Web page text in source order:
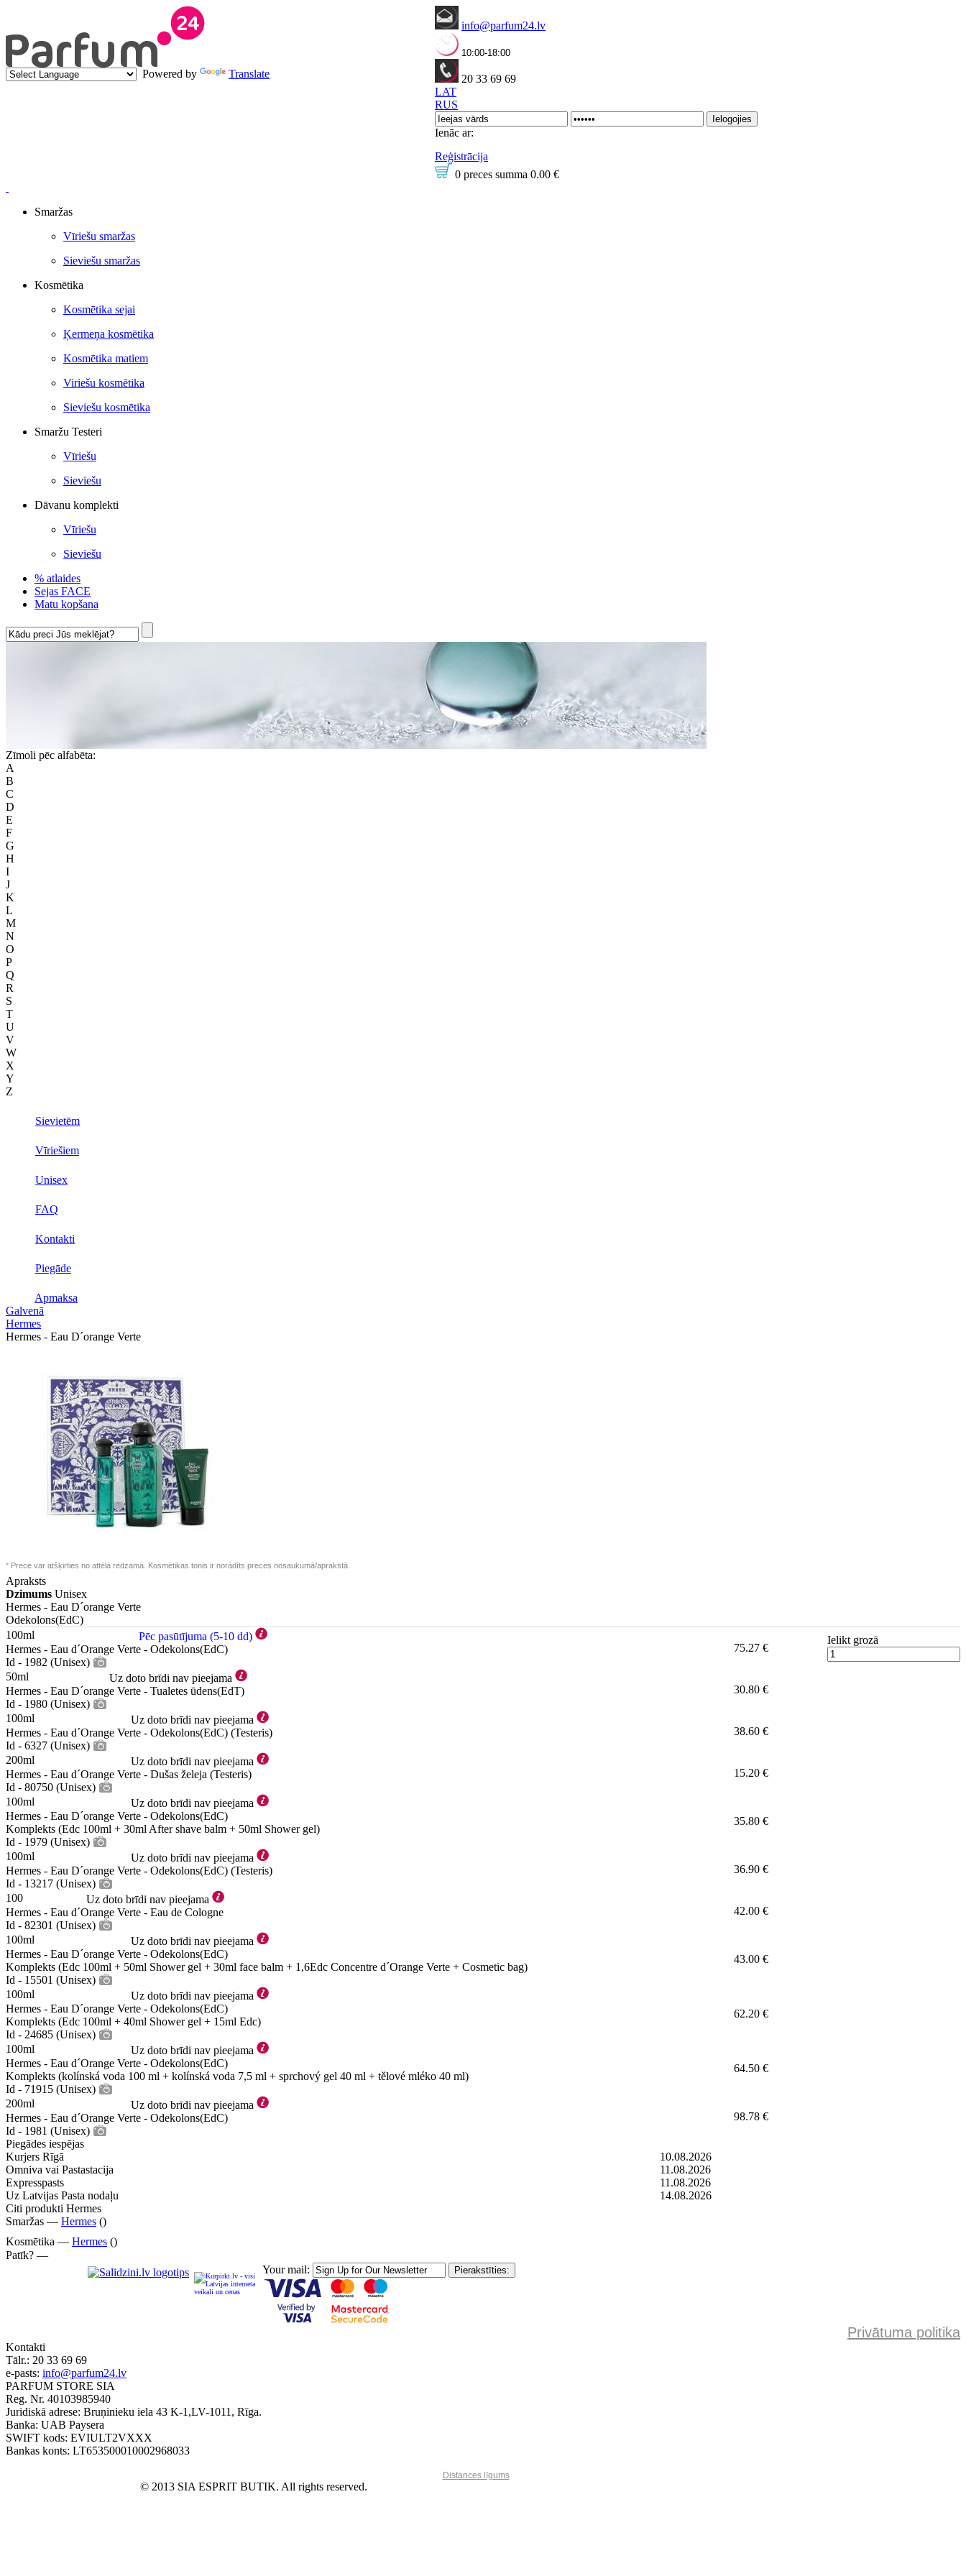
Powered by Translate
info@parfum24.lv
10:00-18:00
20 33 69 69
LAT
RUS
Ienāc ar:
Reģistrācija
0 preces summa 0.00 €
Smaržas
Vīriešu smaržas
Sieviešu smaržas
Kosmētika
Kosmētika sejai
Ķermeņa kosmētika
Kosmētika matiem
Viriešu kosmētika
Sieviešu kosmētika
Smaržu Testeri
Vīriešu
Sieviešu
Dāvanu komplekti
Vīriešu
Sieviešu
% atlaides
Sejas FACE
Matu kopšana
Zīmoli pēc alfabēta:
A
B
C
D
E
F
G
H
I
J
K
L
M
N
O
P
Q
R
S
T
U
V
W
X
Y
Z
Sievietēm
Vīriešiem
Unisex
FAQ
Kontakti
Piegāde
Apmaksa
Galvenā
Hermes
Hermes - Eau D´orange Verte
* Prece var atšķirties no attēlā redzamā. Kosmētikas tonis ir norādīts preces nosaukumā/aprakstā.
Apraksts
Dzimums Unisex
Hermes - Eau D´orange Verte
Odekolons(EdC)
100ml
Pēc pasūtījuma (5-10 dd)
Hermes - Eau d´Orange Verte - Odekolons(EdC)
Id - 1982 (Unisex)
75.27 €
Ielikt grozā
50ml
Uz doto brīdi nav pieejama
Hermes - Eau D´orange Verte - Tualetes ūdens(EdT)
Id - 1980 (Unisex)
30.80 €
100ml
Uz doto brīdi nav pieejama
Hermes - Eau d´Orange Verte - Odekolons(EdC) (Testeris)
Id - 6327 (Unisex)
38.60 €
200ml
Uz doto brīdi nav pieejama
Hermes - Eau d´Orange Verte - Dušas želeja (Testeris)
Id - 80750 (Unisex)
15.20 €
100ml
Uz doto brīdi nav pieejama
Hermes - Eau D´orange Verte - Odekolons(EdC)
Komplekts (Edc 100ml + 30ml After shave balm + 50ml Shower gel)
Id - 1979 (Unisex)
35.80 €
100ml
Uz doto brīdi nav pieejama
Hermes - Eau D´orange Verte - Odekolons(EdC) (Testeris)
Id - 13217 (Unisex)
36.90 €
100
Uz doto brīdi nav pieejama
Hermes - Eau d´Orange Verte - Eau de Cologne
Id - 82301 (Unisex)
42.00 €
100ml
Uz doto brīdi nav pieejama
Hermes - Eau D´orange Verte - Odekolons(EdC)
Komplekts (Edc 100ml + 50ml Shower gel + 30ml face balm + 1,6Edc Concentre d´Orange Verte + Cosmetic bag)
Id - 15501 (Unisex)
43.00 €
100ml
Uz doto brīdi nav pieejama
Hermes - Eau D´orange Verte - Odekolons(EdC)
Komplekts (Edc 100ml + 40ml Shower gel + 15ml Edc)
Id - 24685 (Unisex)
62.20 €
100ml
Uz doto brīdi nav pieejama
Hermes - Eau d´Orange Verte - Odekolons(EdC)
Komplekts (kolínská voda 100 ml + kolínská voda 7,5 ml + sprchový gel 40 ml + tělové mléko 40 ml)
Id - 71915 (Unisex)
64.50 €
200ml
Uz doto brīdi nav pieejama
Hermes - Eau d´Orange Verte - Odekolons(EdC)
Id - 1981 (Unisex)
98.78 €
Piegādes iespējas
Kurjers Rīgā
10.08.2026
Omniva vai Pastastacija
11.08.2026
Expresspasts
11.08.2026
Uz Latvijas Pasta nodaļu
14.08.2026
Citi produkti Hermes
Smaržas — Hermes ()
Kosmētika — Hermes ()
Patīk? —
Your mail:
Privātuma politika
Kontakti
Tālr.: 20 33 69 69
e-pasts: info@parfum24.lv
PARFUM STORE SIA
Reg. Nr. 40103985940
Juridiskā adrese: Bruņinieku iela 43 K-1,LV-1011, Rīga.
Banka: UAB Paysera
SWIFT kods: EVIULT2VXXX
Bankas konts: LT653500010002968033
Distances līgums
© 2013 SIA ESPRIT BUTIK. All rights reserved.